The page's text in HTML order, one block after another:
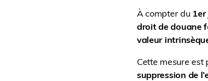
À compter du
droit de douane
valeur
Cette mesure est
suppression de